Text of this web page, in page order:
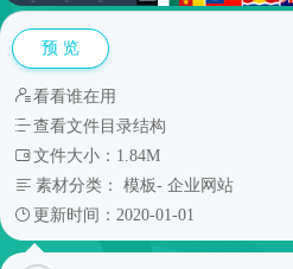
预 览
看看谁在用
查看文件目录结构
文件大小：1.84M
素材分类： 模板- 企业网站
更新时间：2020-01-01